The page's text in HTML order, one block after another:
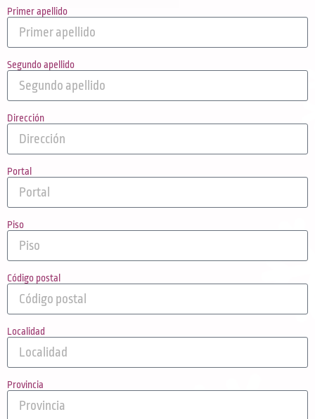
Primer apellido
Segundo apellido
Dirección
Portal
Piso
Código postal
Localidad
Provincia